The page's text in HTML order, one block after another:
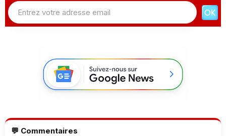
💬 Commentaires